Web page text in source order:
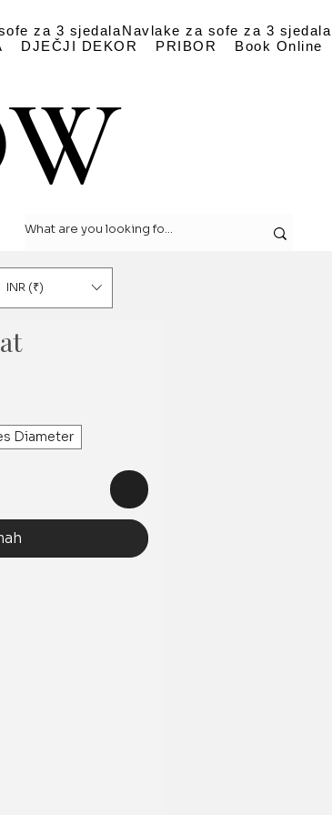
za 3 sjedalaNavlake za sofe za 3 sjedala
DJEČJI DEKOR PRIBOR Book Online
INR (₹)
Diameter